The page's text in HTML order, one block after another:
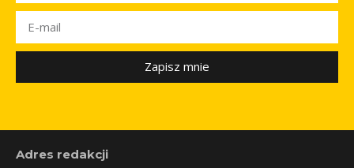
Zapisz mnie
Adres redakcji